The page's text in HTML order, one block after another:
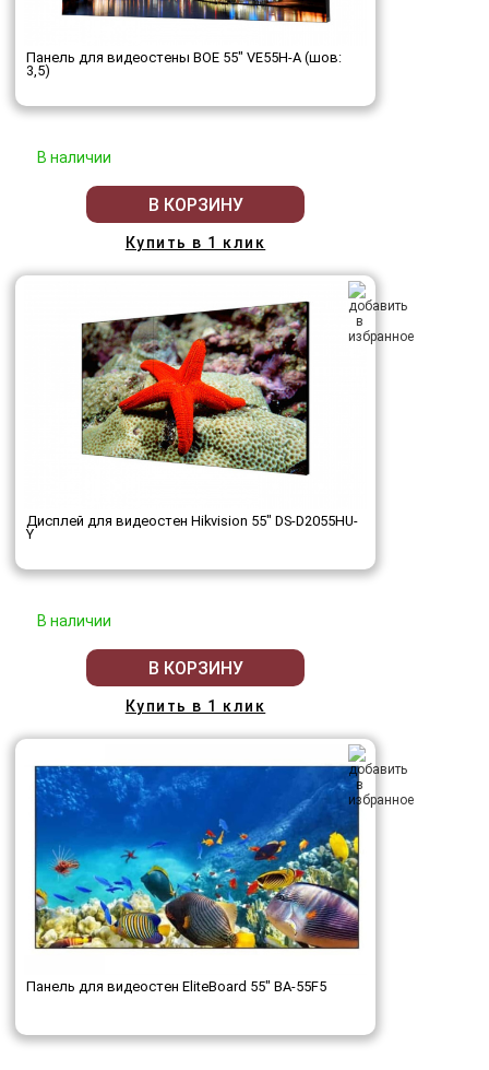
Панель для видеостены BOE 55" VE55H-A (шов:
3,5)
В наличии
В КОРЗИНУ
Купить в 1 клик
Дисплей для видеостен Hikvision 55" DS-D2055HU-
Y
В наличии
В КОРЗИНУ
Купить в 1 клик
Панель для видеостен EliteBoard 55" BA-55F5